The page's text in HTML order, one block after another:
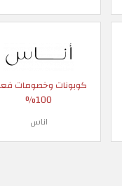
كوبونات وخصومات
100%
اناس